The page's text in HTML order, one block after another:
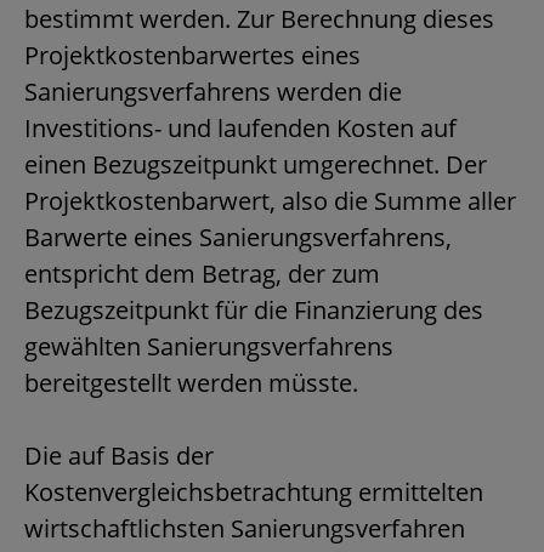
bestimmt werden. Zur Berechnung dieses
Projektkostenbarwertes eines
Sanierungsverfahrens werden die
Investitions- und laufenden Kosten auf
einen Bezugszeitpunkt umgerechnet. Der
Projektkostenbarwert, also die Summe aller
Barwerte eines Sanierungsverfahrens,
entspricht dem Betrag, der zum
Bezugszeitpunkt für die Finanzierung des
gewählten Sanierungsverfahrens
bereitgestellt werden müsste.
Die auf Basis der
Kostenvergleichsbetrachtung ermittelten
wirtschaftlichsten Sanierungsverfahren